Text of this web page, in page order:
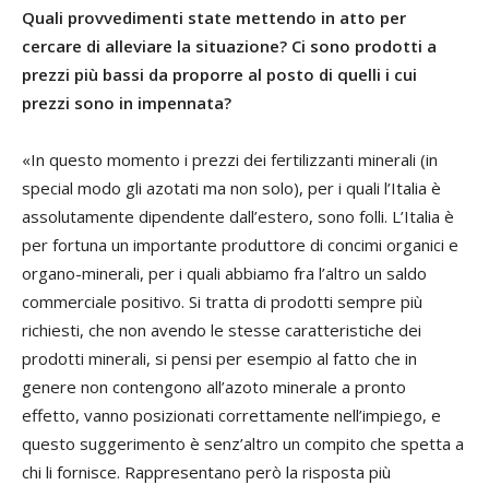
Quali provvedimenti state mettendo in atto per
cercare di alleviare la situazione? Ci sono prodotti a
prezzi più bassi da proporre al posto di quelli i cui
prezzi sono in impennata?
«In questo momento i prezzi dei fertilizzanti minerali (in
special modo gli azotati ma non solo), per i quali l’Italia è
assolutamente dipendente dall’estero, sono folli. L’Italia è
per fortuna un importante produttore di concimi organici e
organo-minerali, per i quali abbiamo fra l’altro un saldo
commerciale positivo. Si tratta di prodotti sempre più
richiesti, che non avendo le stesse caratteristiche dei
prodotti minerali, si pensi per esempio al fatto che in
genere non contengono all’azoto minerale a pronto
effetto, vanno posizionati correttamente nell’impiego, e
questo suggerimento è senz’altro un compito che spetta a
chi li fornisce. Rappresentano però la risposta più